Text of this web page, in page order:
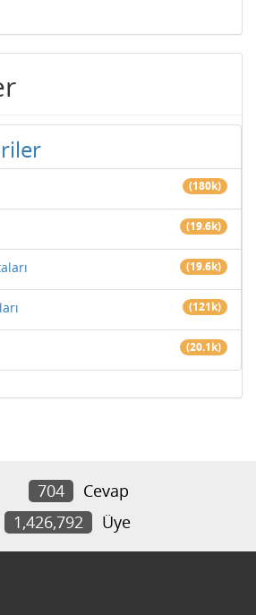
(180k)
(19.6k)
(19.6k)
(121k)
(20.1k)
704
Cevap
1,426,792 Üye